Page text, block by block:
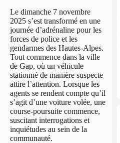
Le dimanche 7 novembre
2025 s’est transformé en une
journée d’adrénaline pour les
forces de police et les
gendarmes des Hautes-Alpes.
Tout commence dans la ville
de Gap, où un véhicule
stationné de manière suspecte
attire l’attention. Lorsque les
agents se rendent compte qu’il
s’agit d’une voiture volée, une
course-poursuite commence,
suscitant interrogations et
inquiétudes au sein de la
communauté.